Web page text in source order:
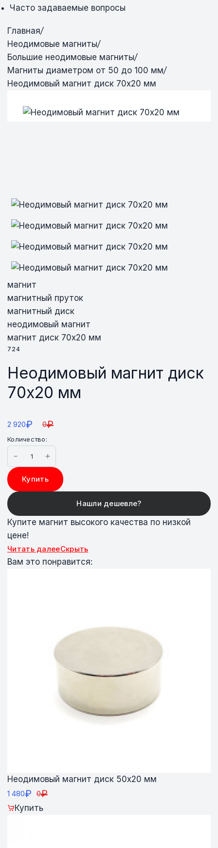
Часто задаваемые вопросы
Главная/
Неодимовые магниты/
Большие неодимовые магниты/
Магниты диаметром от 50 до 100 мм/
Неодимовый магнит диск 70х20 мм
магнит
магнитный пруток
магнитный диск
неодимовый магнит
магнит диск 70х20 мм
724
Неодимовый магнит диск
70х20 мм
2 920₽ 0₽
Количество:
Купить
Купите магнит высокого качества по низкой
цене!
Читать далееСкрыть
Вам это понравится:
Неодимовый магнит диск 50х20 мм
1 480₽ 0₽
Купить